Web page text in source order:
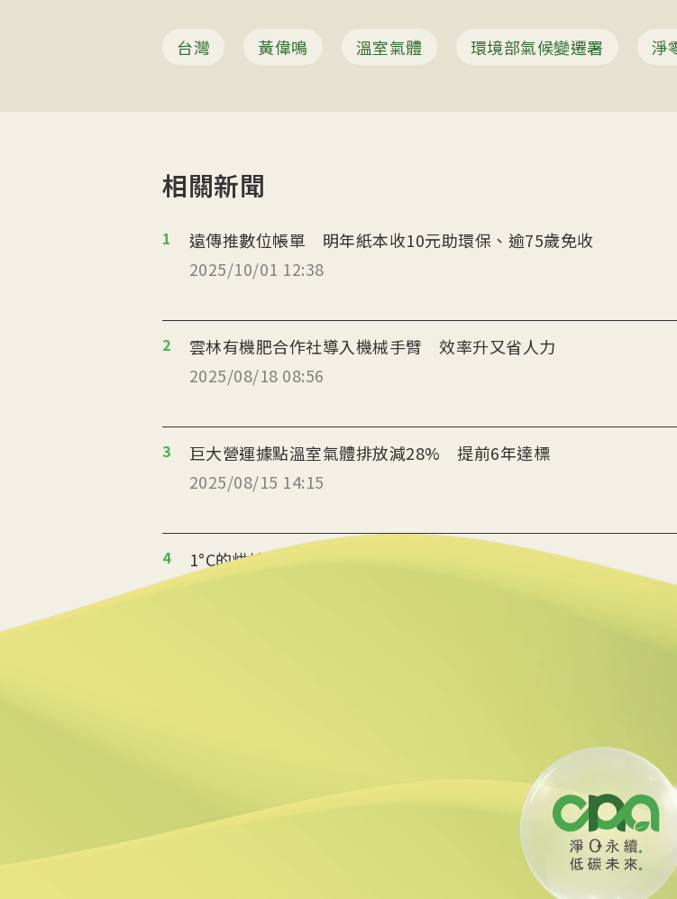
台灣 黃偉鳴 溫室氣體 環境部氣候變遷署 淨
相關新聞
1
遠傳推數位帳單 明年紙本收10元助環保、逾75歲免收
2025/10/01 12:38
2
雲林有機肥合作社導入機械手臂 效率升又省人力
2025/08/18 08:56
3
巨大營運據點溫室氣體排放減28% 提前6年達標
2025/08/15 14:15
4
1°C的烘焙革命 起士公爵用數據重建職人手感
2025/08/11 18:54